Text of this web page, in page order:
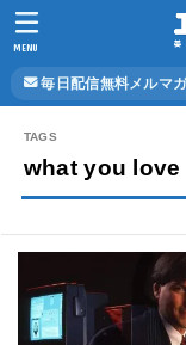
毎日配信無料メルマ
MENU
what you love